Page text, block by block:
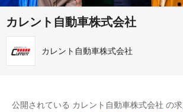
カレント自動車株式会社
カレント自動車株式会社
公開されている カレント自動車株式会社 の求